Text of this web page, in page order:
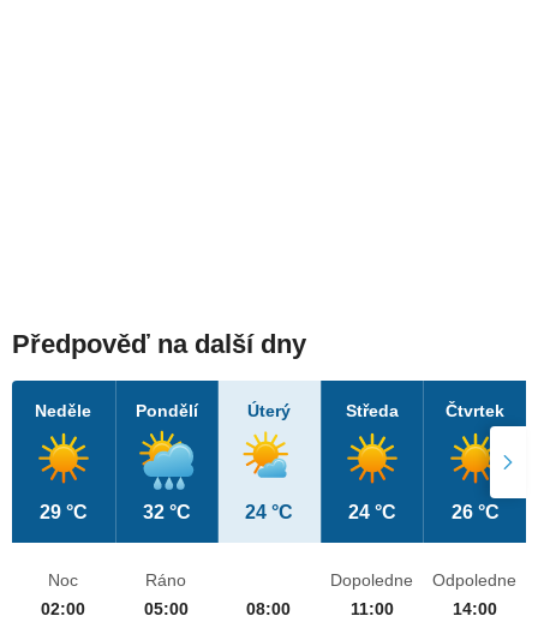
Předpověď na další dny
Neděle
29 °C
Pondělí
32 °C
Úterý
24 °C
Středa
24 °C
Čtvrtek
26 °C
Noc
02:00
Ráno
05:00
08:00
Dopoledne
11:00
Odpoledne
14:00